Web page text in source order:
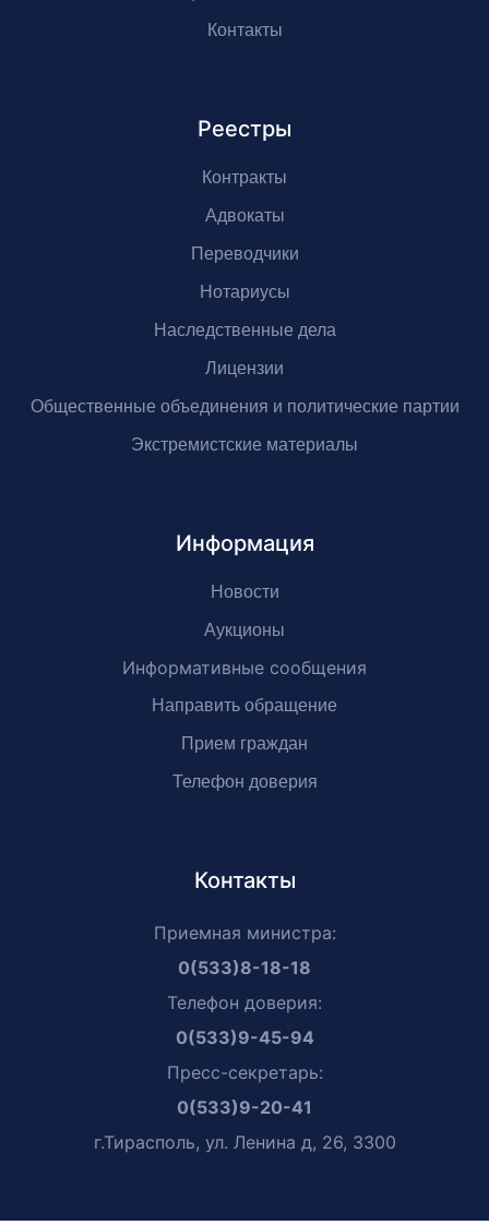
Контакты
Реестры
Контракты
Адвокаты
Переводчики
Нотариусы
Наследственные дела
Лицензии
Общественные объединения и политические партии
Экстремистские материалы
Информация
Новости
Аукционы
Информативные сообщения
Направить обращение
Прием граждан
Телефон доверия
Контакты
Приемная министра:
0(533)8-18-18
Телефон доверия:
0(533)9-45-94
Пресс-секретарь:
0(533)9-20-41
г.Тирасполь, ул. Ленина д, 26, 3300